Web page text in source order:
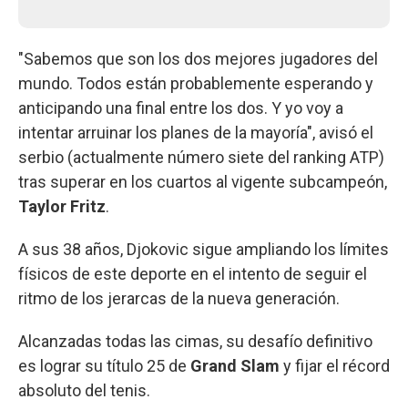
"Sabemos que son los dos mejores jugadores del
mundo. Todos están probablemente esperando y
anticipando una final entre los dos. Y yo voy a
intentar arruinar los planes de la mayoría", avisó el
serbio (actualmente número siete del ranking ATP)
tras superar en los cuartos al vigente subcampeón,
Taylor Fritz.
A sus 38 años, Djokovic sigue ampliando los límites
físicos de este deporte en el intento de seguir el
ritmo de los jerarcas de la nueva generación.
Alcanzadas todas las cimas, su desafío definitivo
es lograr su título 25 de Grand Slam y fijar el récord
absoluto del tenis.